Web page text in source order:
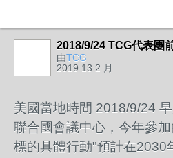
2018/9/24 TCG代表團
由TCG
2019 13 2 月
美國當地時間 2018/9/24
聯合國會議中心，今年參
標的具體行動"預計在2030